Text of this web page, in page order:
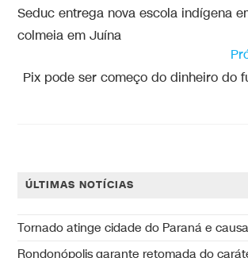
Seduc entrega nova escola indígena
colmeia em Juína
Pix pode ser começo do dinheiro do
ÚLTIMAS NOTÍCIAS
Tornado atinge cidade do Paraná e
Rondonópolis garante retomada do